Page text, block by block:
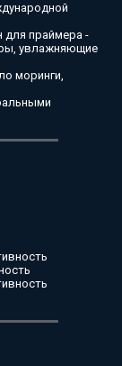
праймера -
увлажняющие
моринги,